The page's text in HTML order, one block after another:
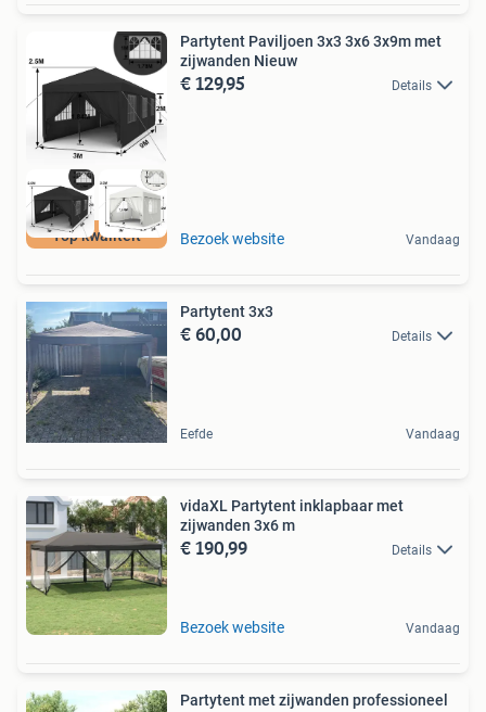
Top kwaliteit
Partytent Paviljoen 3x3 3x6 3x9m met
zijwanden Nieuw
€ 129,95 Details
Bezoek website Vandaag
Partytent 3x3
€ 60,00 Details
Eefde Vandaag
vidaXL Partytent inklapbaar met
zijwanden 3x6 m
€ 190,99 Details
Bezoek website Vandaag
Partytent met zijwanden professioneel